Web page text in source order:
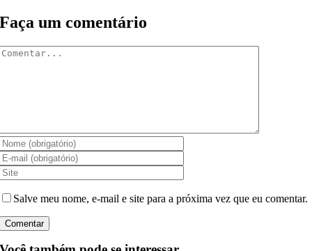
Faça um comentário
Salve meu nome, e-mail e site para a próxima vez que eu comentar.